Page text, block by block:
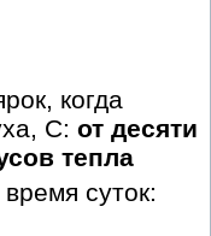
когда
С: от десяти
тепла
суток: